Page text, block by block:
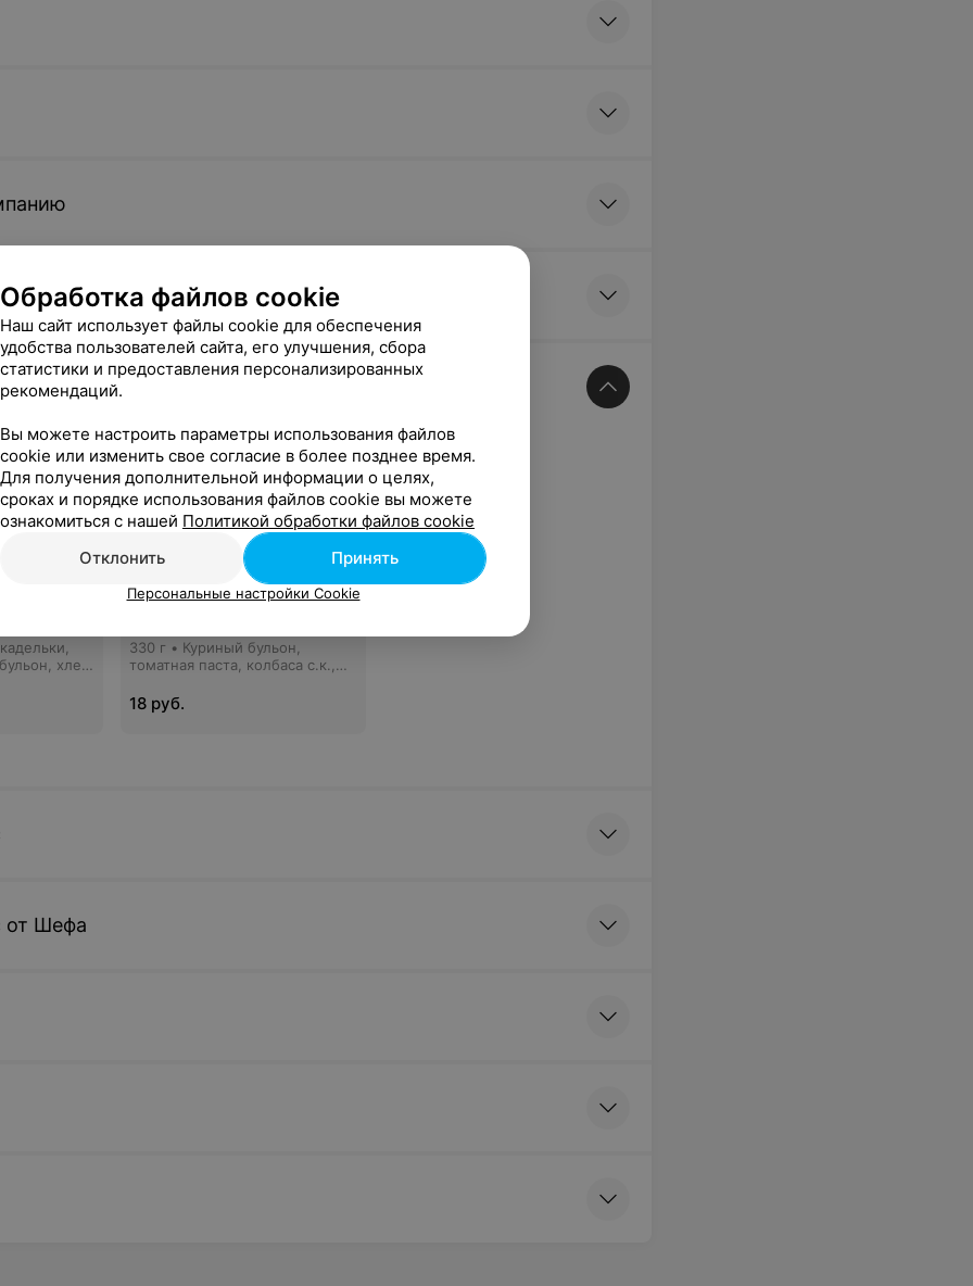
закуски
Мастера
хлеб
330 г • Куриный бульон,
томатная паста, колбаса с.к.,
сметана, лимон, укроп, оливки
18 руб.
от Шефа
Обработка файлов cookie
Наш сайт использует файлы cookie для обеспечения
удобства пользователей сайта, его улучшения, сбора
статистики и предоставления персонализированных
рекомендаций.
Вы можете настроить параметры использования файлов
cookie или изменить свое согласие в более позднее время.
Для получения дополнительной информации о целях,
сроках и порядке использования файлов cookie вы можете
ознакомиться с нашей Политикой обработки файлов cookie
Отклонить
Принять
Персональные настройки Cookie